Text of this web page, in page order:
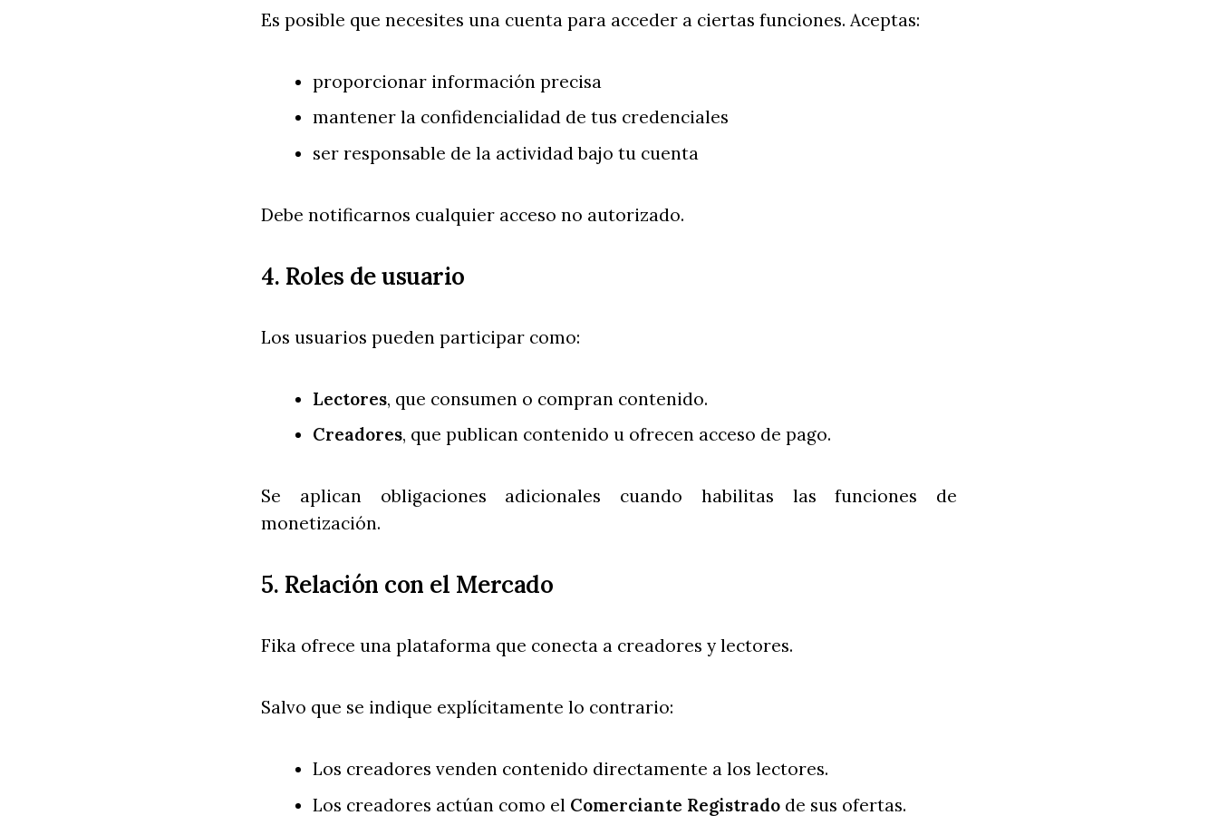
Es posible que necesites una cuenta para acceder a ciertas funciones. Aceptas:
proporcionar información precisa
mantener la confidencialidad de tus credenciales
ser responsable de la actividad bajo tu cuenta
Debe notificarnos cualquier acceso no autorizado.
4. Roles de usuario
Los usuarios pueden participar como:
Lectores, que consumen o compran contenido.
Creadores, que publican contenido u ofrecen acceso de pago.
Se aplican obligaciones adicionales cuando habilitas las funciones de
monetización.
5. Relación con el Mercado
Fika ofrece una plataforma que conecta a creadores y lectores.
Salvo que se indique explícitamente lo contrario:
Los creadores venden contenido directamente a los lectores.
Los creadores actúan como el Comerciante Registrado de sus ofertas.